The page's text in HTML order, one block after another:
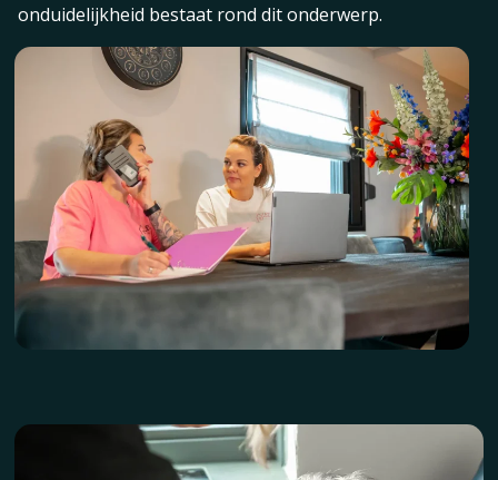
onduidelijkheid bestaat rond dit onderwerp.